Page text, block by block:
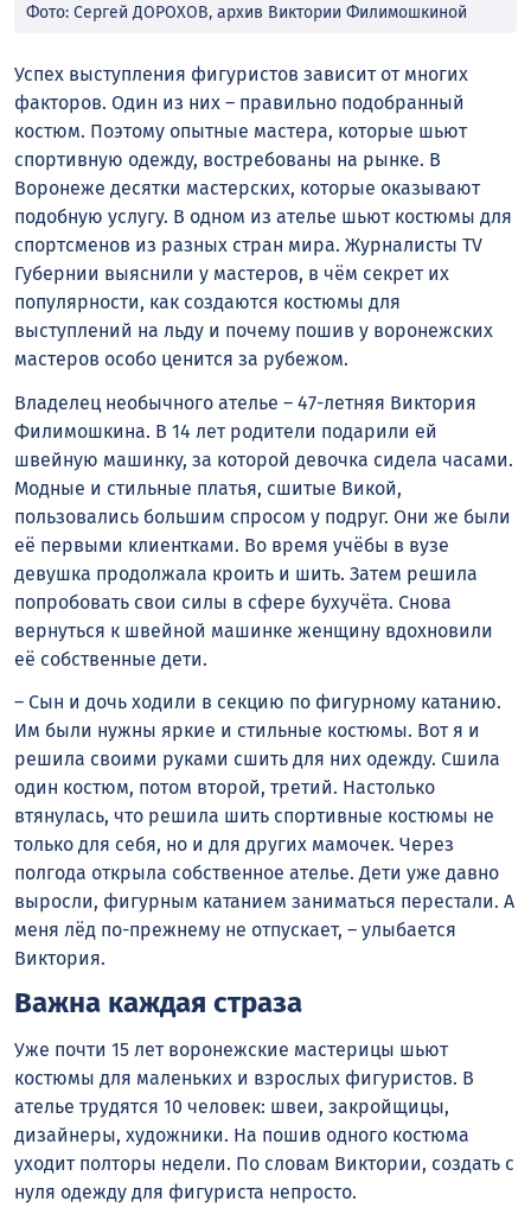
Фото: Сергей ДОРОХОВ, архив Виктории Филимошкиной
Успех выступления фигуристов зависит от многих
факторов. Один из них – правильно подобранный
костюм. Поэтому опытные мастера, которые шьют
спортивную одежду, востребованы на рынке. В
Воронеже десятки мастерских, которые оказывают
подобную услугу. В одном из ателье шьют костюмы для
спортсменов из разных стран мира. Журналисты TV
Губернии выяснили у мастеров, в чём секрет их
популярности, как создаются костюмы для
выступлений на льду и почему пошив у воронежских
мастеров особо ценится за рубежом.
Владелец необычного ателье – 47-летняя Виктория
Филимошкина. В 14 лет родители подарили ей
швейную машинку, за которой девочка сидела часами.
Модные и стильные платья, сшитые Викой,
пользовались большим спросом у подруг. Они же были
её первыми клиентками. Во время учёбы в вузе
девушка продолжала кроить и шить. Затем решила
попробовать свои силы в сфере бухучёта. Снова
вернуться к швейной машинке женщину вдохновили
её собственные дети.
– Сын и дочь ходили в секцию по фигурному катанию.
Им были нужны яркие и стильные костюмы. Вот я и
решила своими руками сшить для них одежду. Сшила
один костюм, потом второй, третий. Настолько
втянулась, что решила шить спортивные костюмы не
только для себя, но и для других мамочек. Через
полгода открыла собственное ателье. Дети уже давно
выросли, фигурным катанием заниматься перестали. А
меня лёд по-прежнему не отпускает, – улыбается
Виктория.
Важна каждая страза
Уже почти 15 лет воронежские мастерицы шьют
костюмы для маленьких и взрослых фигуристов. В
ателье трудятся 10 человек: швеи, закройщицы,
дизайнеры, художники. На пошив одного костюма
уходит полторы недели. По словам Виктории, создать с
нуля одежду для фигуриста непросто.